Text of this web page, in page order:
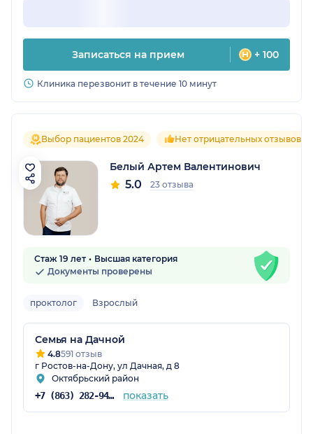
Записаться на прием + 100
Клиника перезвонит в течение 10 минут
Выбор пациентов 2024 Нет отрицательных отзывов
Белый Артем Валентинович
5.0 23 отзыва
Стаж 19 лет
Высшая категория
Документы проверены
проктолог Взрослый
Семья на Дачной
4.8591 отзыв
г Ростов-на-Дону, ул Дачная, д 8
Октябрьский район
+7 (863) 282-94-55 показать